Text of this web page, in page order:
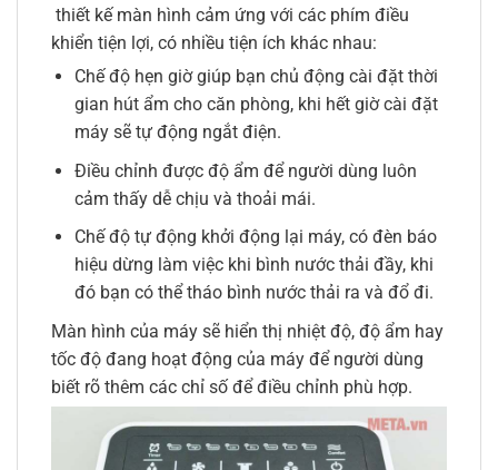
thiết kế màn hình cảm ứng với các phím điều
khiển tiện lợi, có nhiều tiện ích khác nhau:
Chế độ hẹn giờ giúp bạn chủ động cài đặt thời
gian hút ẩm cho căn phòng, khi hết giờ cài đặt
máy sẽ tự động ngắt điện.
Điều chỉnh được độ ẩm để người dùng luôn
cảm thấy dễ chịu và thoải mái.
Chế độ tự động khởi động lại máy, có đèn báo
hiệu dừng làm việc khi bình nước thải đầy, khi
đó bạn có thể tháo bình nước thải ra và đổ đi.
Màn hình của máy sẽ hiển thị nhiệt độ, độ ẩm hay
tốc độ đang hoạt động của máy để người dùng
biết rõ thêm các chỉ số để điều chỉnh phù hợp.